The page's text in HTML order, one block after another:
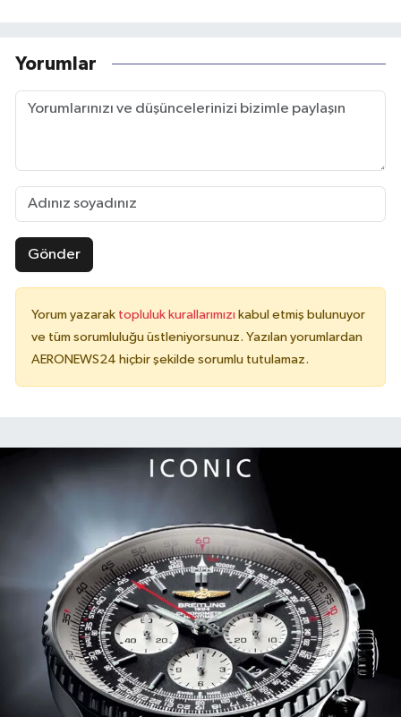
Yorumlar
Gönder
Yorum yazarak topluluk kurallarımızı kabul etmiş bulunuyor
ve tüm sorumluluğu üstleniyorsunuz. Yazılan yorumlardan
AERONEWS24 hiçbir şekilde sorumlu tutulamaz.